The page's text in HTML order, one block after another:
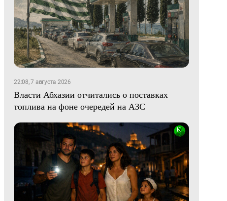
22:08, 7 августа 2026
Власти Абхазии отчитались о поставках
топлива на фоне очередей на АЗС